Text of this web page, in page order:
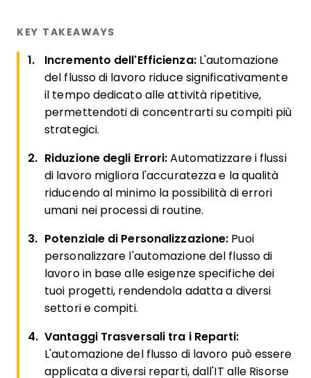
KEY TAKEAWAYS
Incremento dell'Efficienza: L'automazione
del flusso di lavoro riduce significativamente
il tempo dedicato alle attività ripetitive,
permettendoti di concentrarti su compiti più
strategici.
Riduzione degli Errori: Automatizzare i flussi
di lavoro migliora l'accuratezza e la qualità
riducendo al minimo la possibilità di errori
umani nei processi di routine.
Potenziale di Personalizzazione: Puoi
personalizzare l'automazione del flusso di
lavoro in base alle esigenze specifiche dei
tuoi progetti, rendendola adatta a diversi
settori e compiti.
Vantaggi Trasversali tra i Reparti:
L'automazione del flusso di lavoro può essere
applicata a diversi reparti, dall'IT alle Risorse